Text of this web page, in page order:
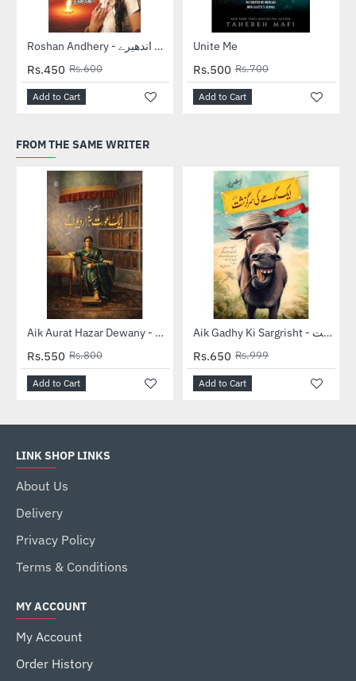
-25%
Roshan Andhery - روشن اندھیرے
Rs.450 Rs.600
Add to Cart
Unite Me
Rs.500 Rs.700
Add to Cart
FROM THE SAME WRITER
-31%Aik Aurat Hazar Dewany - ایک عورت ہزار دیوانے
Rs.550 Rs.800
Add to Cart
-35%Aik Gadhy Ki Sargrisht - ایک گدھے کی سرگزشت
Rs.650 Rs.999
Add to Cart
LINK SHOP LINKS
About Us
Delivery
Privacy Policy
Terms & Conditions
MY ACCOUNT
My Account
Order History